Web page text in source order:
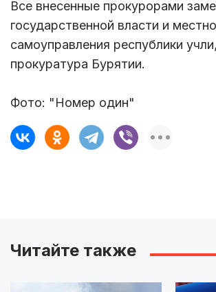
Все внесенные прокурорами
государственной власти и
самоуправления республики
прокуратура Бурятии.
Фото: "Номер один"
Читайте также